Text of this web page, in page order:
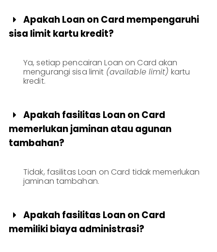

Apakah Loan on Card mempengaruhi
sisa limit kartu kredit?
Ya, setiap pencairan Loan on Card akan
mengurangi sisa limit (available limit) kartu
kredit.

Apakah fasilitas Loan on Card
memerlukan jaminan atau agunan
tambahan?
Tidak, fasilitas Loan on Card tidak memerlukan
jaminan tambahan.

Apakah fasilitas Loan on Card
memiliki biaya administrasi?